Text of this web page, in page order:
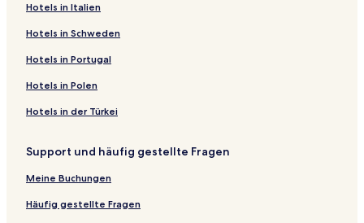
Hotels in Italien
Hotels in Schweden
Hotels in Portugal
Hotels in Polen
Hotels in der Türkei
Support und häufig gestellte Fragen
Meine Buchungen
Häufig gestellte Fragen